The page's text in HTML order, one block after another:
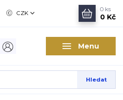
Menu
CZK
Hledat
0 ks
0 Kč